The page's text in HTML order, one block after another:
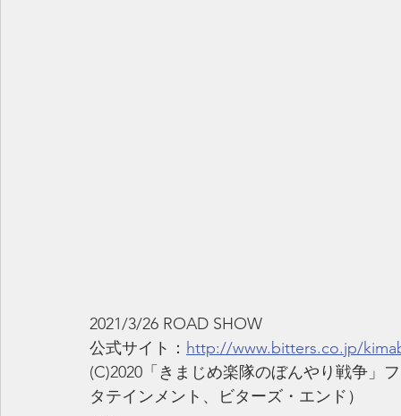
2021/3/26 ROAD SHOW
公式サイト： http://www.bitters.co.jp/
(C)2020「きまじめ楽隊のぼんやり戦争」
タテインメント、ビターズ・エンド）